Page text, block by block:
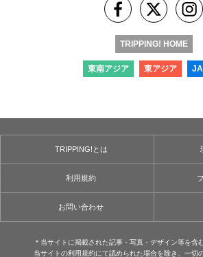
TRIPPING! HOME
東南アジア 東アジア
TRIPPING!とは
利用規約
お問い合わせ
＊当サイトに掲載された記事・写真・デザイン等を含
当サイトの利用規約にて認められた場合を除き、⼀切